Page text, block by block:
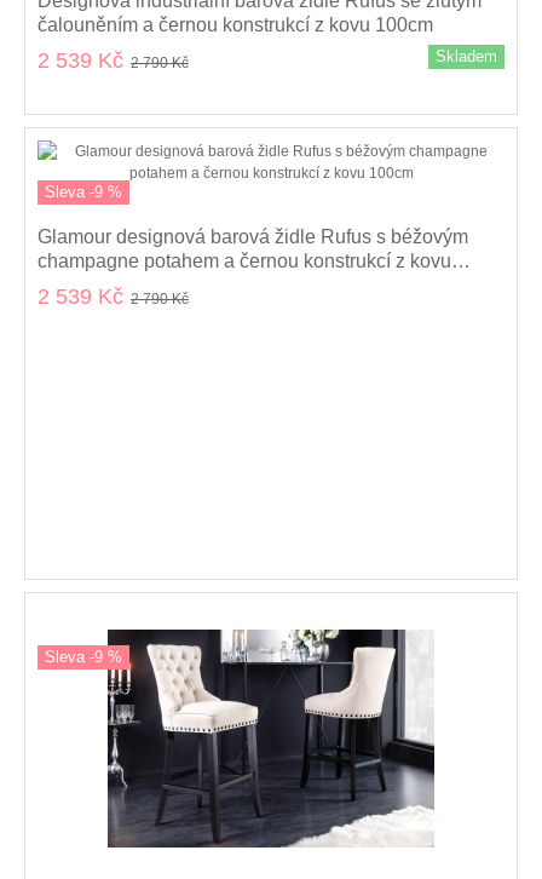
čalouněním a černou konstrukcí z kovu 100cm
2 539 Kč 2 790 Kč Skladem
Sleva -9 %
Glamour designová barová židle Rufus s béžovým
champagne potahem a černou konstrukcí z kovu
100cm
2 539 Kč 2 790 Kč
Sleva -9 %